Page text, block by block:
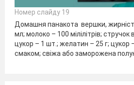
Номер слайду 19
Домашня панакота вершки,
мл; молоко – 100 мілілітрів; стручок
цукор – 1 шт.; желатин – 25 г; цукор
смаком; свіжа або заморожена